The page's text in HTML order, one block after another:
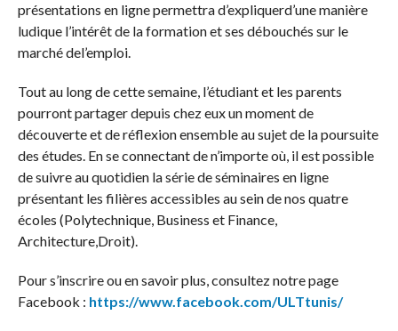
présentations en ligne permettra d’expliquerd’une manière
ludique l’intérêt de la formation et ses débouchés sur le
marché del’emploi.
Tout au long de cette semaine, l’étudiant et les parents
pourront partager depuis chez eux un moment de
découverte et de réflexion ensemble au sujet de la poursuite
des études. En se connectant de n’importe où, il est possible
de suivre au quotidien la série de séminaires en ligne
présentant les filières accessibles au sein de nos quatre
écoles (Polytechnique, Business et Finance,
Architecture,Droit).
Pour s’inscrire ou en savoir plus, consultez notre page
Facebook : https://www.facebook.com/ULTtunis/